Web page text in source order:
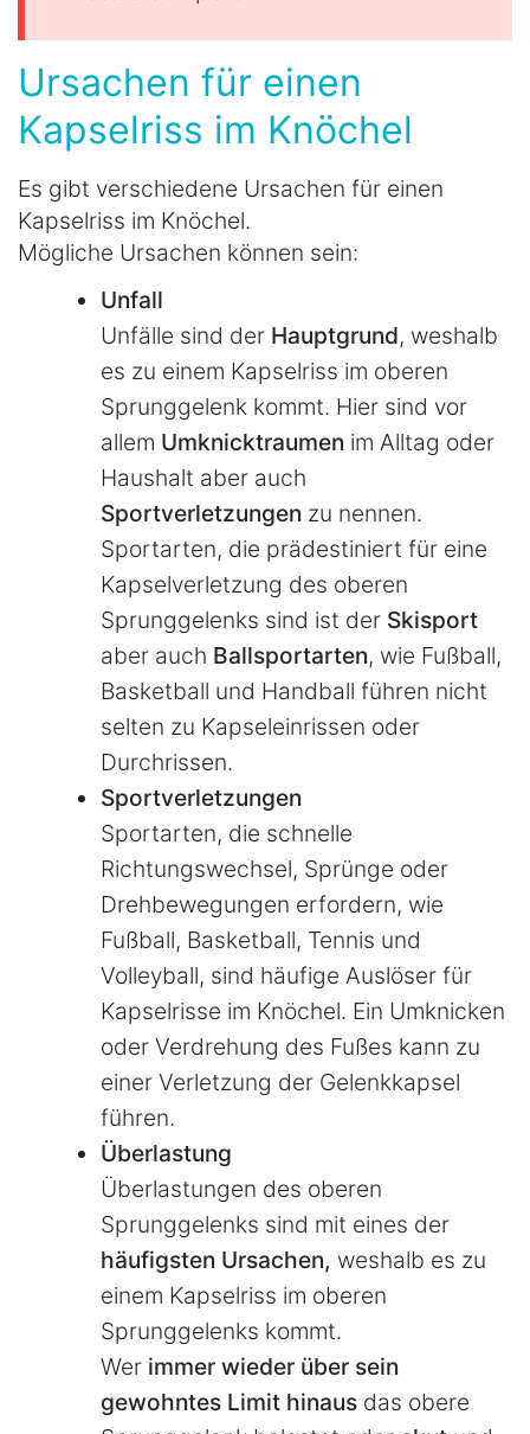
Ursachen für einen
Kapselriss im Knöchel
Es gibt verschiedene Ursachen für einen
Kapselriss im Knöchel.
Mögliche Ursachen können sein:
Unfall
Unfälle sind der Hauptgrund, weshalb
es zu einem Kapselriss im oberen
Sprunggelenk kommt. Hier sind vor
allem Umknicktraumen im Alltag oder
Haushalt aber auch
Sportverletzungen zu nennen.
Sportarten, die prädestiniert für eine
Kapselverletzung des oberen
Sprunggelenks sind ist der Skisport
aber auch Ballsportarten, wie Fußball,
Basketball und Handball führen nicht
selten zu Kapseleinrissen oder
Durchrissen.
Sportverletzungen
Sportarten, die schnelle
Richtungswechsel, Sprünge oder
Drehbewegungen erfordern, wie
Fußball, Basketball, Tennis und
Volleyball, sind häufige Auslöser für
Kapselrisse im Knöchel. Ein Umknicken
oder Verdrehung des Fußes kann zu
einer Verletzung der Gelenkkapsel
führen.
Überlastung
Überlastungen des oberen
Sprunggelenks sind mit eines der
häufigsten Ursachen, weshalb es zu
einem Kapselriss im oberen
Sprunggelenks kommt.
Wer immer wieder über sein
gewohntes Limit hinaus das obere